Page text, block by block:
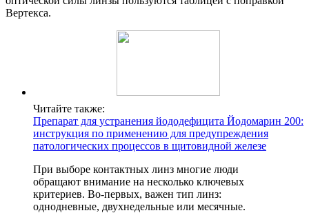
Вертекса.
Читайте также:
Препарат для устранения йододефицита Йодомарин 200:
инструкция по применению для предупреждения
патологических процессов в щитовидной железе
При выборе контактных линз многие люди
обращают внимание на несколько ключевых
критериев. Во-первых, важен тип линз:
однодневные, двухнедельные или месячные.